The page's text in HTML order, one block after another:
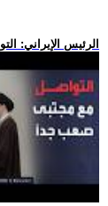
.. الرئيس الإيراني: